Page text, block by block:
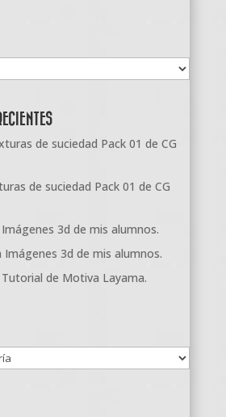
de suciedad Pack 01 de CG
de suciedad Pack 01 de CG
Imágenes 3d de mis alumnos.
Imágenes 3d de mis alumnos.
Tutorial de Motiva Layama.